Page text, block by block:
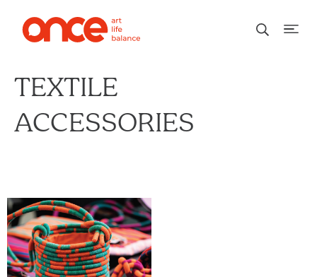
TEXTILE
ACCESSORIES